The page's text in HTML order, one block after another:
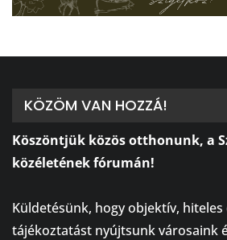
KÖZÖM VAN HOZZÁ!
Köszöntjük közös otthonunk, a
közéletének fórumán!
Küldetésünk, hogy objektív, hiteles
tájékoztatást nyújtsunk városaink